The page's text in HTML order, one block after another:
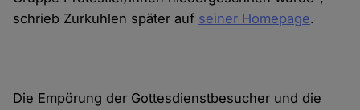
schrieb Zurkuhlen später auf seiner Homepage.
Die Empörung der Gottesdienstbesucher und die